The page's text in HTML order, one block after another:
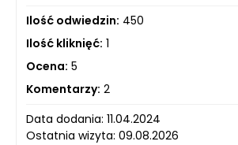
Ilość odwiedzin: 450
Ilość kliknięć: 1
Ocena: 5
Komentarzy: 2
Data dodania: 11.04.2024
Ostatnia wizyta: 09.08.2026